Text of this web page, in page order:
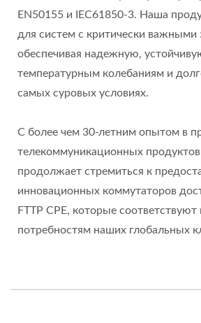
EN50155 и IEC61850-3. Наша
для систем с критически важными
обеспечивая надежную,
температурным колебаниям и
самых суровых условиях.
С более чем 30-летним опытом в
телекоммуникационных
продолжает стремиться к
инновационных коммутаторов
FTTP CPE, которые
потребностям наших глобальных